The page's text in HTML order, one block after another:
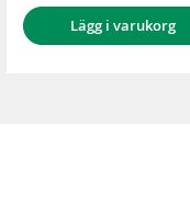
Lägg i varukorg